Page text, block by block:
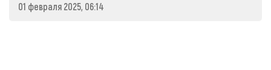
01 февраля 2025, 06:14